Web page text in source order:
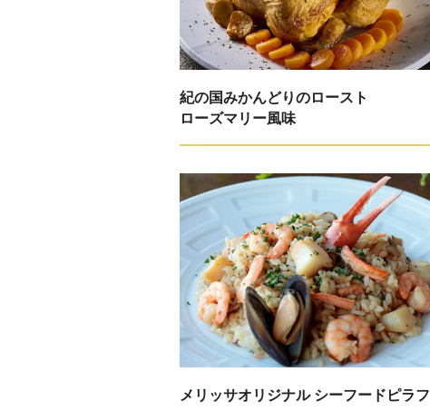
紀の国みかんどりのロースト
ローズマリー風味
メリッサオリジナル シーフードピラフ